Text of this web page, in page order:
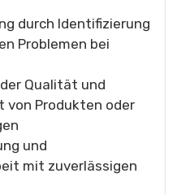
durch Identifizierung
Problemen bei
Qualität und
von Produkten oder
und
mit zuverlässigen